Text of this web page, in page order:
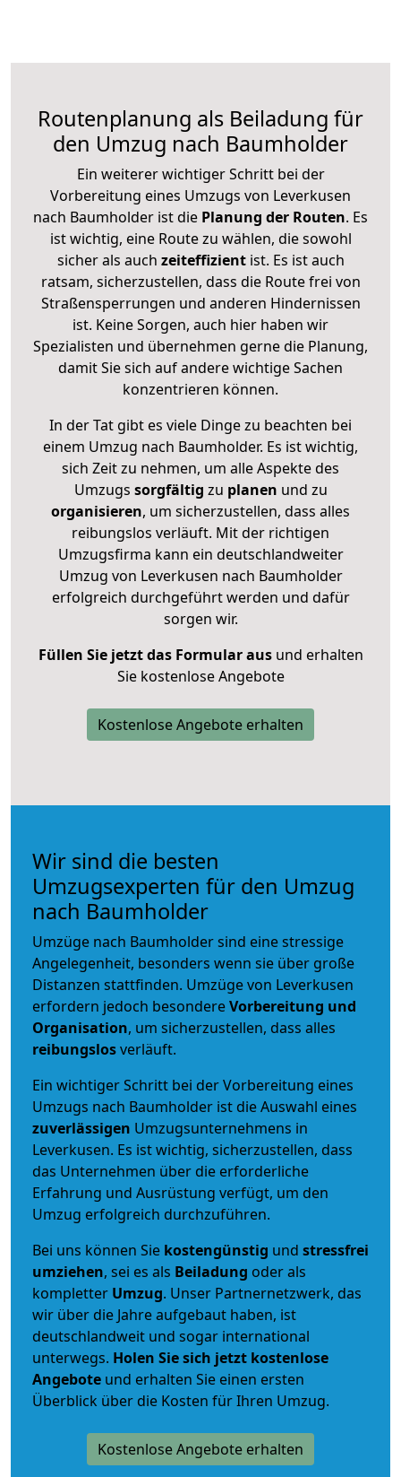
Routenplanung als Beiladung für
den Umzug nach Baumholder
Ein weiterer wichtiger Schritt bei der
Vorbereitung eines Umzugs von Leverkusen
nach Baumholder ist die Planung der Routen. Es
ist wichtig, eine Route zu wählen, die sowohl
sicher als auch zeiteffizientist. Es ist auch
ratsam, sicherzustellen, dass die Route frei von
Straßensperrungen und anderen Hindernissen
ist. Keine Sorgen, auch hier haben wir
Spezialisten und übernehmen gerne die Planung,
damit Sie sich auf andere wichtige Sachen
konzentrieren können.
In der Tat gibt es viele Dinge zu beachten bei
einem Umzug nach Baumholder. Es ist wichtig,
sich Zeit zu nehmen, um alle Aspekte des
Umzugs sorgfältig zu planen und zu
organisieren, um sicherzustellen, dass alles
reibungslos verläuft. Mit der richtigen
Umzugsfirma kann ein deutschlandweiter
Umzug von Leverkusen nach Baumholder
erfolgreich durchgeführt werden und dafür
sorgen wir.
Füllen Sie jetzt das Formular ausund erhalten
Sie kostenlose Angebote
Kostenlose Angebote erhalten
Wir sind die besten
Umzugsexperten für den Umzug
nach Baumholder
Umzüge nach Baumholder sind eine stressige
Angelegenheit, besonders wenn sie über große
Distanzen stattfinden. Umzüge von Leverkusen
erfordern jedoch besondereVorbereitung und
Organisation, um sicherzustellen, dass alles
reibungslosverläuft.
Ein wichtiger Schritt bei der Vorbereitung eines
Umzugs nach Baumholder ist die Auswahl eines
zuverlässigen Umzugsunternehmens in
Leverkusen. Es ist wichtig, sicherzustellen, dass
das Unternehmen über die erforderliche
Erfahrung und Ausrüstung verfügt, um den
Umzug erfolgreich durchzuführen.
Bei uns können Sie kostengünstig und stressfrei
umziehen, sei es als Beiladung oder als
kompletter Umzug. Unser Partnernetzwerk, das
wir über die Jahre aufgebaut haben, ist
deutschlandweit und sogar international
unterwegs. Holen Sie sich jetzt kostenlose
Angebote und erhalten Sie einen ersten
Überblick über die Kosten für Ihren Umzug.
Kostenlose Angebote erhalten